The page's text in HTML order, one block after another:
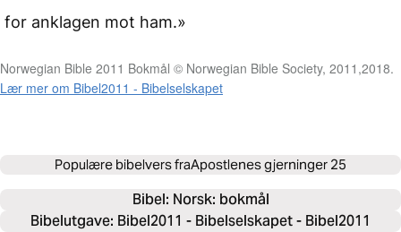
for anklagen mot ham.»
Norwegian Bible 2011 Bokmål © Norwegian Bible Society, 2011,2018.
Lær mer om Bibel2011 - Bibelselskapet
Populære bibelvers fraApostlenes gjerninger 25
Bibel: Norsk: bokmål
Bibelutgave: Bibel2011 - Bibelselskapet - Bibel2011